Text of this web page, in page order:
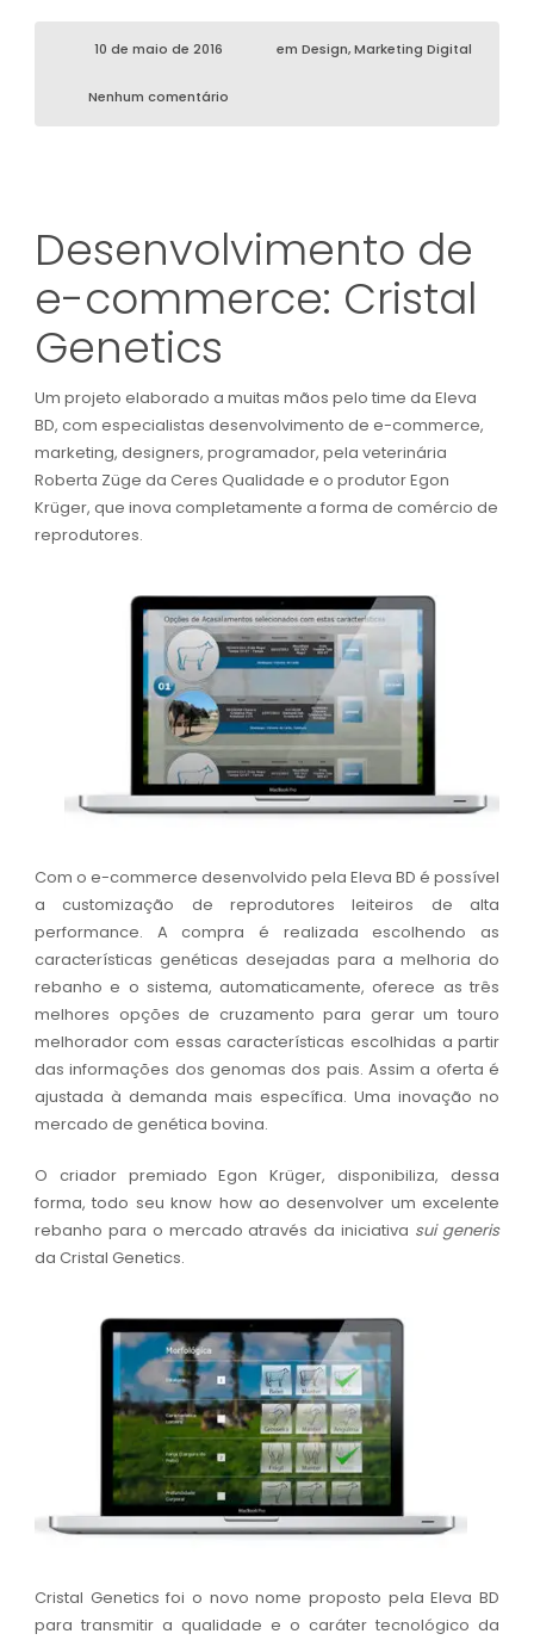
10 de maio de 2016 em Design,Marketing Digital
Nenhum comentário
Desenvolvimento de
e-commerce: Cristal
Genetics
Um projeto elaborado a muitas mãos pelo time da Eleva
BD, com especialistas desenvolvimento de e-commerce,
marketing, designers, programador, pela veterinária
Roberta Züge da Ceres Qualidade e o produtor Egon
Krüger, que inova completamente a forma de comércio de
reprodutores.
Com o e-commerce desenvolvido pela Eleva BD é possível
a customização de reprodutores leiteiros de alta
performance. A compra é realizada escolhendo as
características genéticas desejadas para a melhoria do
rebanho e o sistema, automaticamente, oferece as três
melhores opções de cruzamento para gerar um touro
melhorador com essas características escolhidas a partir
das informações dos genomas dos pais. Assim a oferta é
ajustada à demanda mais específica. Uma inovação no
mercado de genética bovina.
O criador premiado Egon Krüger, disponibiliza, dessa
forma, todo seu know howao desenvolver um excelente
rebanho para o mercado através da iniciativa sui generis
da Cristal Genetics.
Cristal Genetics foi o novo nome proposto pela Eleva BD
para transmitir a qualidade e o caráter tecnológico da